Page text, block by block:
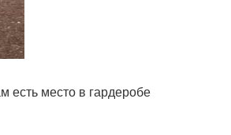
есть место в гардеробе